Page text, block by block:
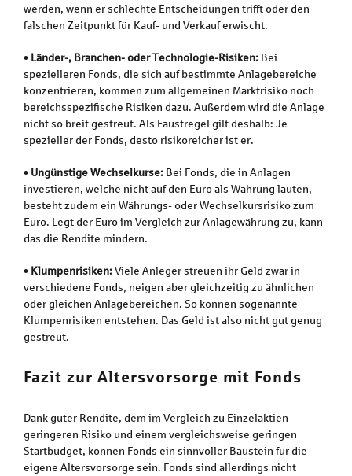
werden, wenn er schlechte Entscheidungen trifft oder den
falschen Zeitpunkt für Kauf- und Verkauf erwischt.
• Länder-, Branchen- oder Technologie-Risiken:Bei
spezielleren Fonds, die sich auf bestimmte Anlagebereiche
konzentrieren, kommen zum allgemeinen Marktrisiko noch
bereichsspezifische Risiken dazu. Außerdem wird die Anlage
nicht so breit gestreut. Als Faustregel gilt deshalb: Je
spezieller der Fonds, desto risikoreicher ist er.
• Ungünstige Wechselkurse:Bei Fonds, die in Anlagen
investieren, welche nicht auf den Euro als Währung lauten,
besteht zudem ein Währungs- oder Wechselkursrisiko zum
Euro. Legt der Euro im Vergleich zur Anlagewährung zu, kann
das die Rendite mindern.
• Klumpenrisiken:Viele Anleger streuen ihr Geld zwar in
verschiedene Fonds, neigen aber gleichzeitig zu ähnlichen
oder gleichen Anlagebereichen. So können sogenannte
Klumpenrisiken entstehen. Das Geld ist also nicht gut genug
gestreut.
Fazit zur Altersvorsorge mit Fonds
Dank guter Rendite, dem im Vergleich zu Einzelaktien
geringeren Risiko und einem vergleichsweise geringen
Startbudget, können Fonds ein sinnvoller Baustein für die
eigene Altersvorsorge sein. Fonds sind allerdings nicht